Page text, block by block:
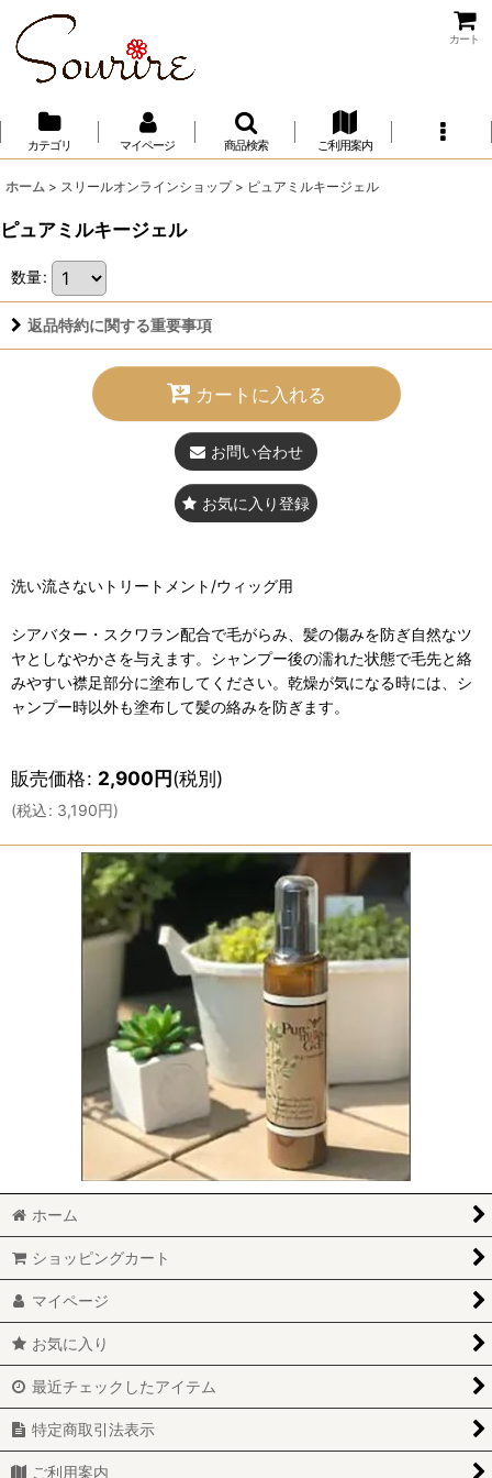
カート
カテゴリ マイページ 商品検索 ご利用案内
ホーム > スリールオンラインショップ > ピュアミルキージェル
ピュアミルキージェル
数量:
返品特約に関する重要事項
カートに入れる
お問い合わせ
お気に入り登録
洗い流さないトリートメント/ウィッグ用
シアバター・スクワラン配合で毛がらみ、髪の傷みを防ぎ自然なツ
ヤとしなやかさを与えます。シャンプー後の濡れた状態で毛先と絡
みやすい襟足部分に塗布してください。乾燥が気になる時には、シ
ャンプー時以外も塗布して髪の絡みを防ぎます。
販売価格: 2,900円(税別)
(税込: 3,190円)
ホーム
ショッピングカート
マイページ
お気に入り
最近チェックしたアイテム
特定商取引法表示
ご利用案内